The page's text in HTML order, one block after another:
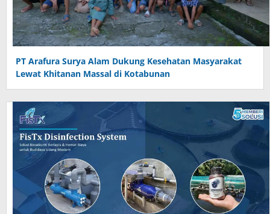
PT Arafura Surya Alam Dukung Kesehatan Masyarakat
Lewat Khitanan Massal di Kotabunan